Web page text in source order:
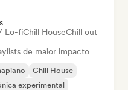
Lo-fiChill HouseChill out
de maior impacto
Chill House
experimental